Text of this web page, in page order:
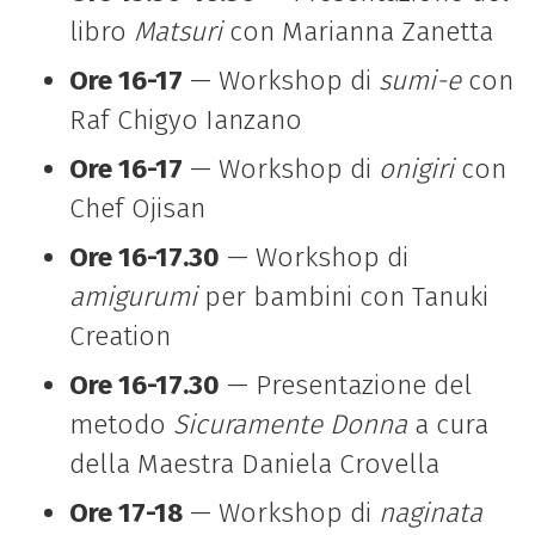
libro Matsuricon Marianna Zanetta
Ore 16-17 — Workshop di sumi-econ
Raf Chigyo Ianzano
Ore 16-17 — Workshop di onigiricon
Chef Ojisan
Ore 16-17.30 — Workshop di
amigurumiper bambini con Tanuki
Creation
Ore 16-17.30 — Presentazione del
metodo Sicuramente Donnaa cura
della Maestra Daniela Crovella
Ore 17-18— Workshop di naginata